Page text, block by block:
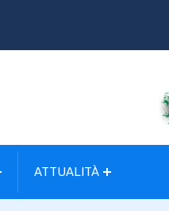
ATTUALITÀ